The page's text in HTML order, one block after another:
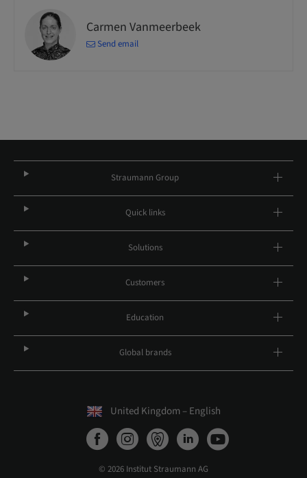
Carmen Vanmeerbeek
Send email
Straumann Group
Quick links
Solutions
Customers
Education
Global brands
United Kingdom – English
© 2026 Institut Straumann AG